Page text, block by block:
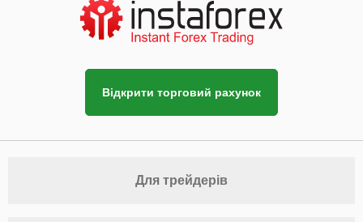
Відкрити торговий рахунок
Для трейдерів